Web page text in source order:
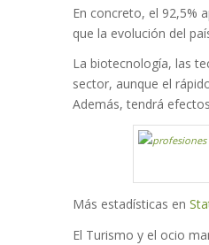
En concreto, el 92,5%
que la evolución del
La biotecnología, las
sector, aunque el
Además, tendrá
Más estadísticas en
El Turismo y el ocio